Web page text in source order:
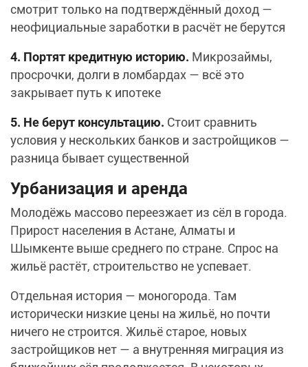
смотрит только на подтверждённый доход —
неофициальные заработки в расчёт не берутся
4. Портят кредитную историю. Микрозаймы,
просрочки, долги в ломбардах — всё это
закрывает путь к ипотеке
5. Не берут консультацию. Стоит сравнить
условия у нескольких банков и застройщиков —
разница бывает существенной
Урбанизация и аренда
Молодёжь массово переезжает из сёл в города.
Прирост населения в Астане, Алматы и
Шымкенте выше среднего по стране. Спрос на
жильё растёт, строительство не успевает.
Отдельная история — моногорода. Там
исторически низкие цены на жильё, но почти
ничего не строится. Жильё старое, новых
застройщиков нет — а внутренняя миграция из